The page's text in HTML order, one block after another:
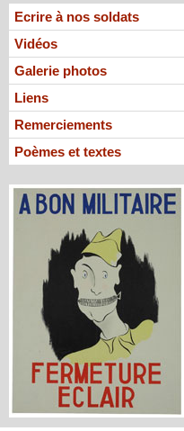
Ecrire à nos soldats
Vidéos
Galerie photos
Liens
Remerciements
Poèmes et textes